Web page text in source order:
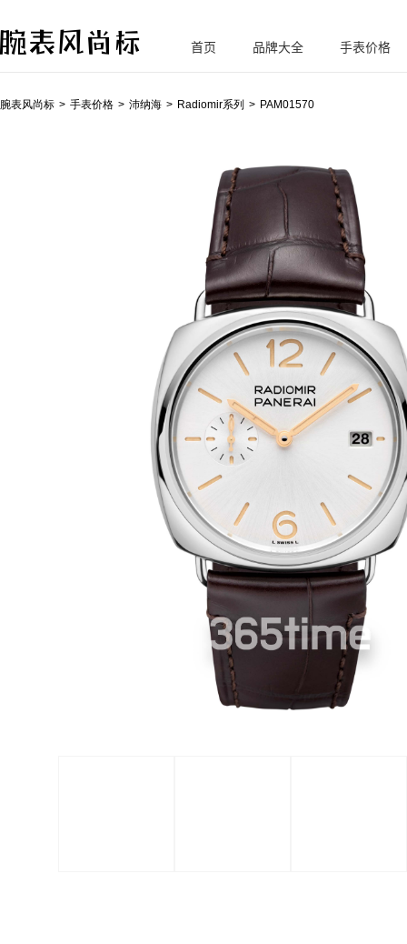
腕
首页 品牌大全 手表价格
腕表风尚标 手表价格 沛纳海 Radiomir系列 PAM01570